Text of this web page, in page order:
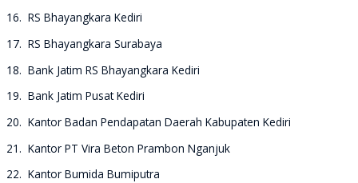
16. RS Bhayangkara Kediri
17. RS Bhayangkara Surabaya
18. Bank Jatim RS Bhayangkara Kediri
19. Bank Jatim Pusat Kediri
20. Kantor Badan Pendapatan Daerah Kabupaten Kediri
21. Kantor PT Vira Beton Prambon Nganjuk
22. Kantor Bumida Bumiputra